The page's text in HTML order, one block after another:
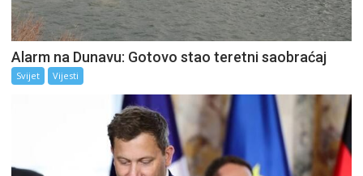
Alarm na Dunavu: Gotovo stao teretni saobraćaj
Svijet Vijesti